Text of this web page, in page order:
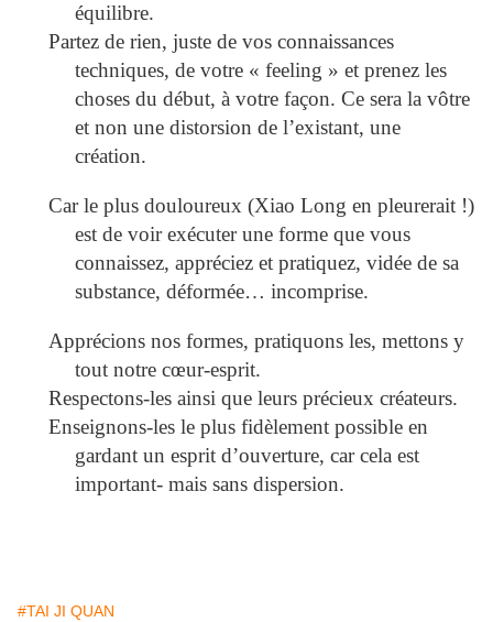
équilibre.
Partez de rien, juste de vos connaissances
techniques, de votre « feeling » et prenez les
choses du début, à votre façon. Ce sera la vôtre
et non une distorsion de l’existant, une
création.
Car le plus douloureux (Xiao Long en pleurerait !)
est de voir exécuter une forme que vous
connaissez, appréciez et pratiquez, vidée de sa
substance, déformée… incomprise.
Apprécions nos formes, pratiquons les, mettons y
tout notre cœur-esprit.
Respectons-les ainsi que leurs précieux créateurs.
Enseignons-les le plus fidèlement possible en
gardant un esprit d’ouverture, car cela est
important- mais sans dispersion.
#TAI JI QUAN